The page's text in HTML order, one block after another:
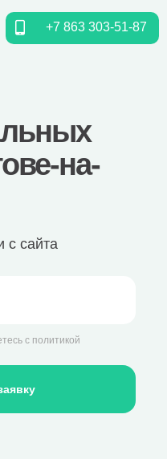
+7 863 303-51-87
с сайта
на-
с политикой